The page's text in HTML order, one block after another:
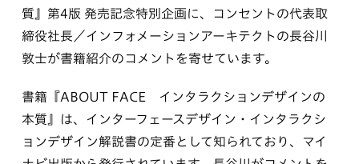
質』第4版 発売記念特別企画に、コンセントの代表取
締役社長／インフォメーションアーキテクトの長谷川
敦士が書籍紹介のコメントを寄せています。
書籍『ABOUT FACE インタラクションデザインの
本質』は、インターフェースデザイン・インタラクシ
ョンデザイン解説書の定番として知られており、マイ